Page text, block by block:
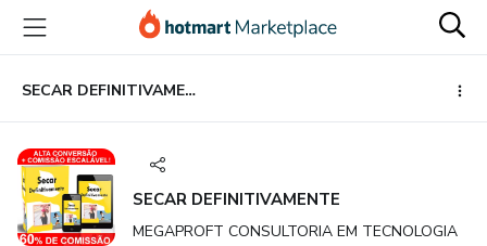
para
conteúdo
principal
para
pagamento
para
rodapé
SECAR DEFINITIVAMENTE
SECAR DEFINITIVAMENTE
MEGAPROFT CONSULTORIA EM TECNOLOGIA